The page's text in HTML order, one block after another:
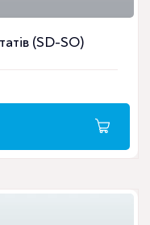
(SD-SO)